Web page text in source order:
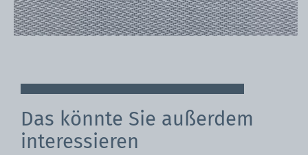
Das könnte Sie außerdem
interessieren